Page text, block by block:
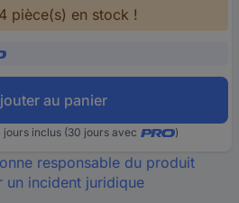
pièce(s) en stock !
au panier
jours inclus (30 jours avec )
responsable du produit
un incident juridique